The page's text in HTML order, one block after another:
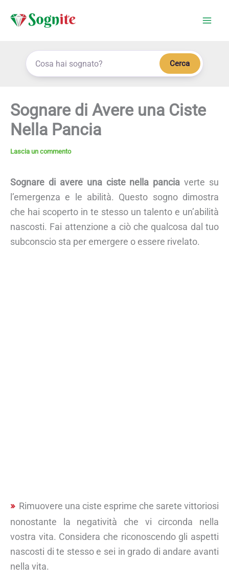
Cerca
Sognare di Avere una Ciste
Nella Pancia
Lascia un commento
Sognare di avere una ciste nella pancia verte su
l’emergenza e le abilità. Questo sogno dimostra
che hai scoperto in te stesso un talento e un’abilità
nascosti. Fai attenzione a ciò che qualcosa dal tuo
subconscio sta per emergere o essere rivelato.
Rimuovere una ciste esprime che sarete vittoriosi
nonostante la negatività che vi circonda nella
vostra vita. Considera che riconoscendo gli aspetti
nascosti di te stesso e sei in grado di andare avanti
nella vita.